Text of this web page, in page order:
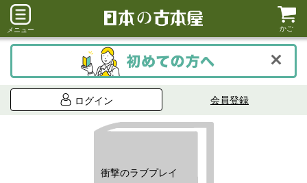
メニュー かご
ログイン 会員登録
衝撃のラブプレイ